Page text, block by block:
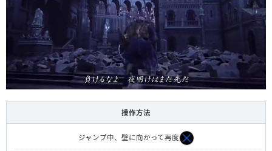
操作方法
ジャンプ中、壁に向かって再度